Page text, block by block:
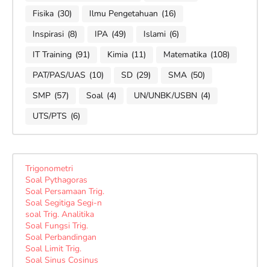
Fisika (30) Ilmu Pengetahuan (16)
Inspirasi (8) IPA (49) Islami (6)
IT Training (91) Kimia (11) Matematika (108)
PAT/PAS/UAS (10) SD (29) SMA (50)
SMP (57) Soal (4) UN/UNBK/USBN (4)
UTS/PTS (6)
Trigonometri
Soal Pythagoras
Soal Persamaan Trig.
Soal Segitiga Segi-n
soal Trig. Analitika
Soal Fungsi Trig.
Soal Perbandingan
Soal Limit Trig.
Soal Sinus Cosinus